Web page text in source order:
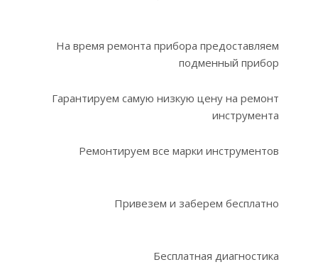
На время ремонта прибора предоставляем
подменный прибор
Гарантируем самую низкую цену на ремонт
инструмента
Ремонтируем все марки инструментов
Привезем и заберем бесплатно
Бесплатная диагностика